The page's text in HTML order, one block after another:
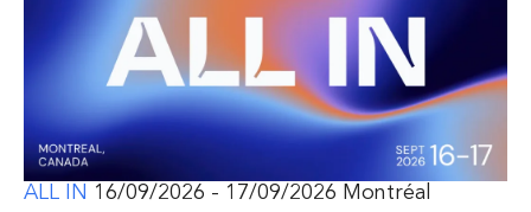
ALL IN 16/09/2026 - 17/09/2026 Montréal